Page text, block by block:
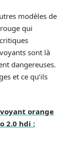
modèles de
qui
sont là
dangereuses.
et ce qu’ils
orange
2.0 hdi :